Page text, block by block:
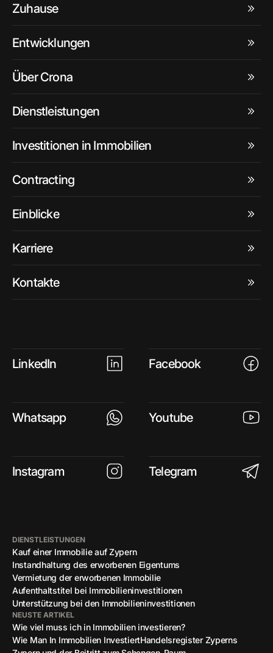
Zuhause
Entwicklungen
Über Crona
Dienstleistungen
Investitionen in Immobilien
Contracting
Einblicke
Karriere
Kontakte
LinkedIn Facebook
Whatsapp Youtube
Instagram Telegram
DIENSTLEISTUNGEN
Kauf einer Immobilie auf Zypern
Instandhaltung des erworbenen Eigentums
Vermietung der erworbenen Immobilie
Aufenthaltstitel bei Immobilieninvestitionen
Unterstützung bei den Immobilieninvestitionen
NEUSTE ARTIKEL
Wie viel muss ich in Immobilien investieren?
Wie Man In Immobilien InvestiertHandelsregister Zyperns